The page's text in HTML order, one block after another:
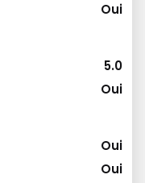
Oui
5.0
Oui
Oui
Oui